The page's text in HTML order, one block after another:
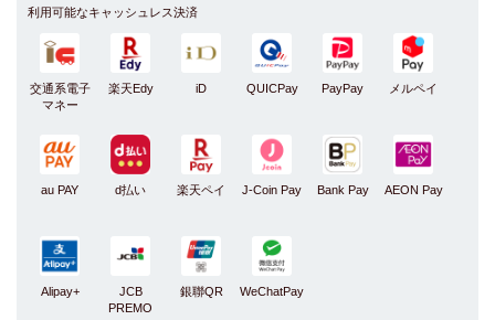
利用可能なキャッシュレス決済
交通系電子
マネー
楽天Edy iD QUICPay PayPay メルペイ
au PAY d払い 楽天ペイ J-Coin Pay Bank Pay AEON Pay
Alipay+
JCB
PREMO
銀聯QR WeChatPay